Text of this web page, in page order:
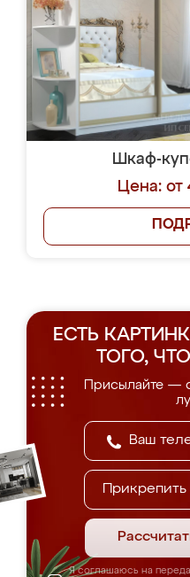
Шкаф-
Цена: от
ЕСТЬ
ТОГО,
Присылайте —
Я соглашаюсь на